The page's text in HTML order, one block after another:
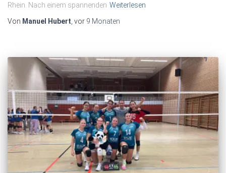
Rhein. Nach einem spannenden Weiterlesen
Von Manuel Hubert , vor 9 Monaten